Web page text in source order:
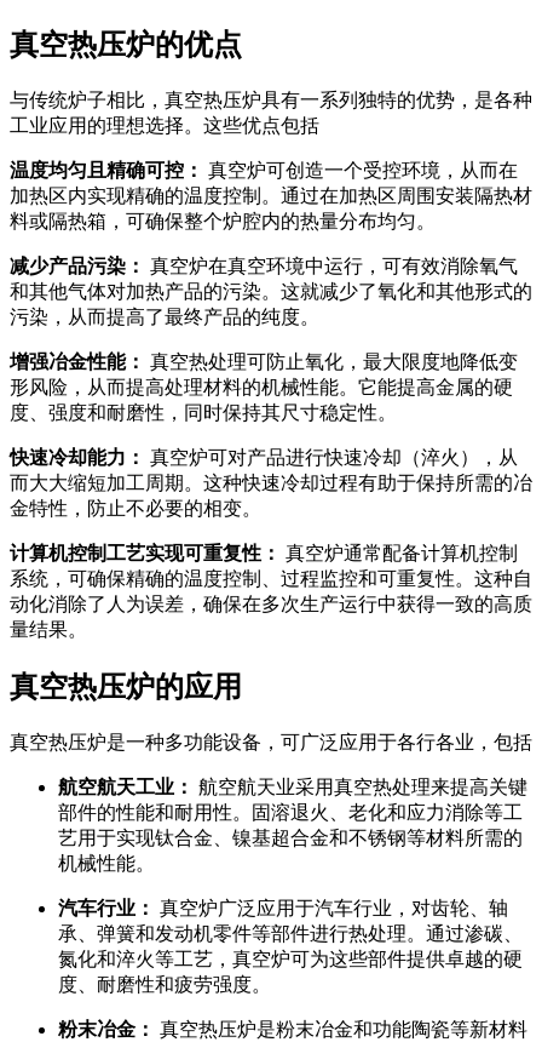
真空热压炉的优点
与传统炉子相比，真空热压炉具有一系列独特的优势，是各种
工业应用的理想选择。这些优点包括
温度均匀且精确可控： 真空炉可创造一个受控环境，从而在
加热区内实现精确的温度控制。通过在加热区周围安装隔热材
料或隔热箱，可确保整个炉腔内的热量分布均匀。
减少产品污染： 真空炉在真空环境中运行，可有效消除氧气
和其他气体对加热产品的污染。这就减少了氧化和其他形式的
污染，从而提高了最终产品的纯度。
增强冶金性能： 真空热处理可防止氧化，最大限度地降低变
形风险，从而提高处理材料的机械性能。它能提高金属的硬
度、强度和耐磨性，同时保持其尺寸稳定性。
快速冷却能力： 真空炉可对产品进行快速冷却（淬火），从
而大大缩短加工周期。这种快速冷却过程有助于保持所需的冶
金特性，防止不必要的相变。
计算机控制工艺实现可重复性： 真空炉通常配备计算机控制
系统，可确保精确的温度控制、过程监控和可重复性。这种自
动化消除了人为误差，确保在多次生产运行中获得一致的高质
量结果。
真空热压炉的应用
真空热压炉是一种多功能设备，可广泛应用于各行各业，包括
航空航天工业： 航空航天业采用真空热处理来提高关键
部件的性能和耐用性。固溶退火、老化和应力消除等工
艺用于实现钛合金、镍基超合金和不锈钢等材料所需的
机械性能。
汽车行业： 真空炉广泛应用于汽车行业，对齿轮、轴
承、弹簧和发动机零件等部件进行热处理。通过渗碳、
氮化和淬火等工艺，真空炉可为这些部件提供卓越的硬
度、耐磨性和疲劳强度。
粉末冶金： 真空热压炉是粉末冶金和功能陶瓷等新材料